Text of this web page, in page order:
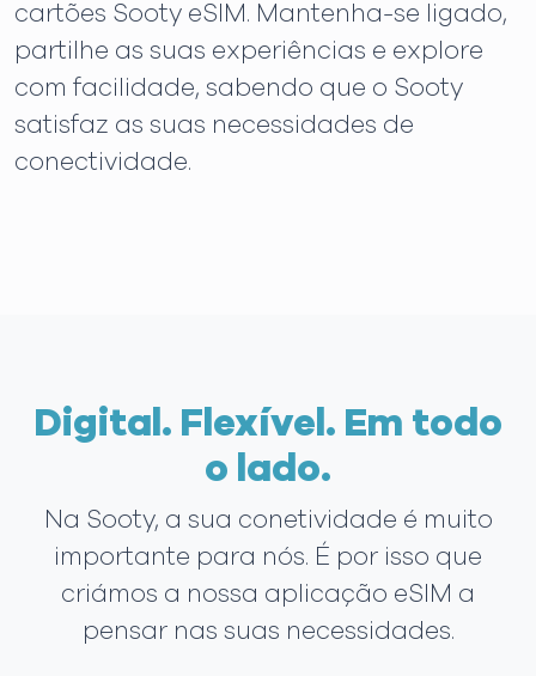
cartões Sooty eSIM. Mantenha-se ligado,
partilhe as suas experiências e explore
com facilidade, sabendo que o Sooty
satisfaz as suas necessidades de
conectividade.
Digital. Flexível. Em todo
o lado.
Na Sooty, a sua conetividade é muito
importante para nós. É por isso que
criámos a nossa aplicação eSIM a
pensar nas suas necessidades.